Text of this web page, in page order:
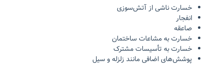
خسارت ناشی از آتش‌سوزی
انفجار
صاعقه
خسارت به مشاعات ساختمان
خسارت به تأسیسات مشترک
پوشش‌های اضافی مانند زلزله و سیل